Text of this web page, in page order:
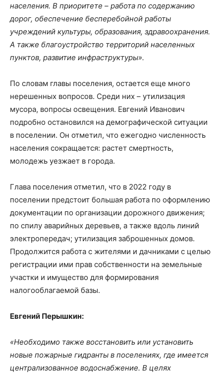
населения. В приоритете – работа по содержанию
дорог, обеспечение бесперебойной работы
учреждений культуры, образования, здравоохранения.
А также благоустройство территорий населенных
пунктов, развитие инфраструктуры».
По словам главы поселения, остается еще много
нерешенных вопросов. Среди них – утилизация
мусора, вопросы освещения. Евгений Иванович
подробно остановился на демографической ситуации
в поселении. Он отметил, что ежегодно численность
населения сокращается: растет смертность,
молодежь уезжает в города.
Глава поселения отметил, что в 2022 году в
поселении предстоит большая работа по оформлению
документации по организации дорожного движения;
по спилу аварийных деревьев, а также вдоль линий
электропередач; утилизация заброшенных домов.
Продолжится работа с жителями и дачниками с целью
регистрации ими прав собственности на земельные
участки и имущество для формирования
налогооблагаемой базы.
Евгений Перышкин:
«Необходимо также восстановить или установить
новые пожарные гидранты в поселениях, где имеется
централизованное водоснабжение. В целях